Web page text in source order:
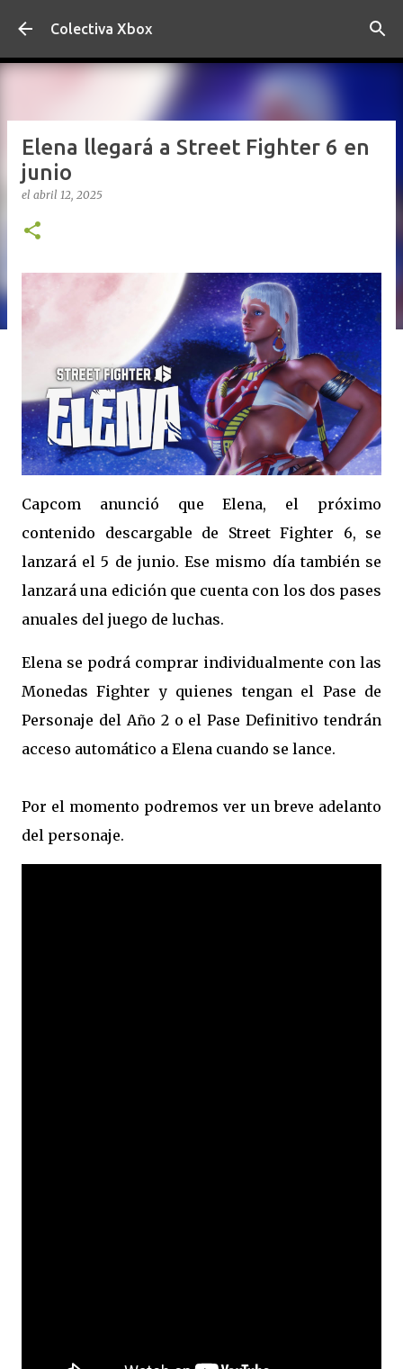
Ir al contenido principal
Colectiva Xbox
Elena llegará a Street Fighter 6 en
junio
el abril 12, 2025
Capcom anunció que Elena, el próximo
contenido descargable de Street Fighter 6, se
lanzará el 5 de junio. Ese mismo día también se
lanzará una edición que cuenta con los dos pases
anuales del juego de luchas.
Elena se podrá comprar individualmente con las
Monedas Fighter y quienes tengan el Pase de
Personaje del Año 2 o el Pase Definitivo tendrán
acceso automático a Elena cuando se lance.
Por el momento podremos ver un breve adelanto
del personaje.